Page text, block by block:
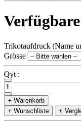
Trikotaufdruck (Name
Grösse
Qyt :
+ Warenkorb
+ Wunschliste
+